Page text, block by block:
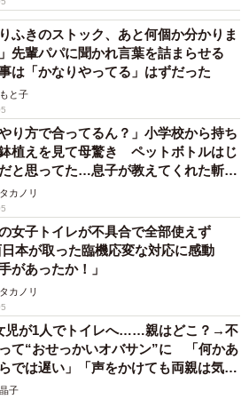
りふきのストック、あと何個か分かりま
先輩パパに聞かれ言葉を詰まらせる
は「かなりやってる」はずだった
と子
やり方で合ってるん？」小学校から持ち
植えを見て母驚き ペットボトルはじ
と思ってた…息子が教えてくれた斬新
とは
カノリ
女子トイレが不具合で全部使えず
本が取った臨機応変な対応に感動
があったか！」
カノリ
児が1人でトイレへ……親はどこ？→不
て“おせっかいオバサン”に 「何かあ
では遅い」「声をかけても両親は気づ
」
子